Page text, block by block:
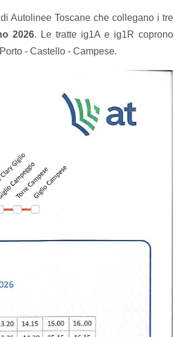
Autolinee Toscane che collegano i tre
2026. Le tratte ig1A e ig1R coprono
- Castello - Campese.